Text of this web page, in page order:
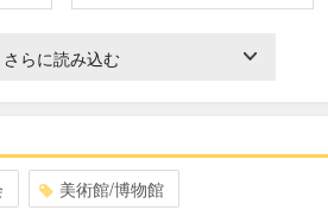
さらに読み込む
美術館/博物館